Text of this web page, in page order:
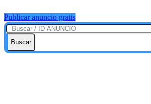
Publicar anuncio gratis
Buscar